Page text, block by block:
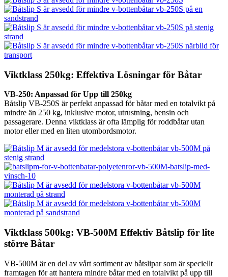
Viktklass 250kg: Effektiva Lösningar för Båtar
VB-250: Anpassad för Upp till 250kg
Båtslip VB-250S är perfekt anpassad för båtar med en totalvikt på
mindre än 250 kg, inklusive motor, utrustning, bensin och
passagerare. Denna viktklass är ofta lämplig för roddbåtar utan
motor eller med en liten utombordsmotor.
Viktklass 500kg: VB-500M Effektiv Båtslip för lite
större Båtar
VB-500M är en del av vårt sortiment av båtslipar som är speciellt
framtagen för att hantera mindre båtar med en totalvikt på upp till